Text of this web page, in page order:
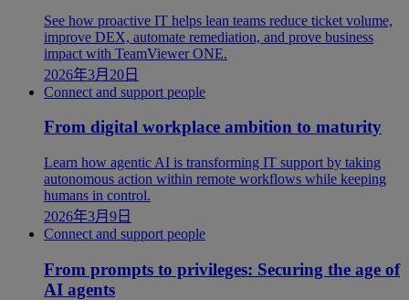
See how proactive IT helps lean teams reduce ticket volume,
improve DEX, automate remediation, and prove business
impact with TeamViewer ONE.
2026年3月20日
Connect and support people
From digital workplace ambition to maturity
Learn how agentic AI is transforming IT support by taking
autonomous action within remote workflows while keeping
humans in control.
2026年3月9日
Connect and support people
From prompts to privileges: Securing the age of
AI agents